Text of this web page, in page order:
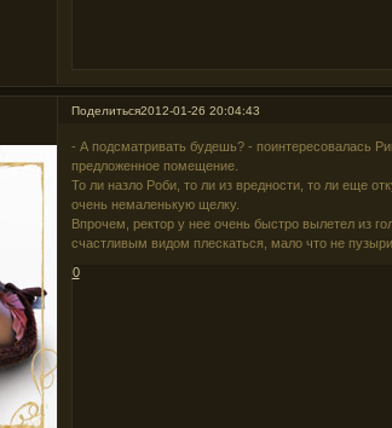
Поделиться2012-01-26 20:04:43
- А подсматривать будешь? - поинтересовалась
предложенное помещение.
То ли назло Роби, то ли из вредности, то ли еще
очень немаленькую щелку.
Впрочем, ректор у нее очень быстро вылетел из
счастливым видом плескаться, мало что не пузыри
0